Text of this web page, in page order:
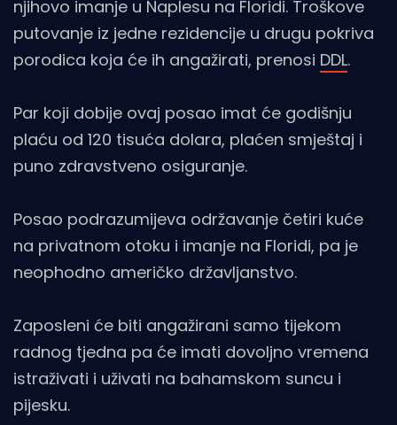
njihovo imanje u Naplesu na Floridi. Troškove
putovanje iz jedne rezidencije u drugu pokriva
porodica koja će ih angažirati, prenosi DDL.
Par koji dobije ovaj posao imat će godišnju
plaću od 120 tisuća dolara, plaćen smještaj i
puno zdravstveno osiguranje.
Posao podrazumijeva održavanje četiri kuće
na privatnom otoku i imanje na Floridi, pa je
neophodno američko državljanstvo.
Zaposleni će biti angažirani samo tijekom
radnog tjedna pa će imati dovoljno vremena
istraživati i uživati na bahamskom suncu i
pijesku.